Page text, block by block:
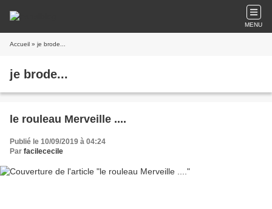
MENU
Accueil » je brode...
je brode...
le rouleau Merveille ....
Publié le 10/09/2019 à 04:24
Par facilececile